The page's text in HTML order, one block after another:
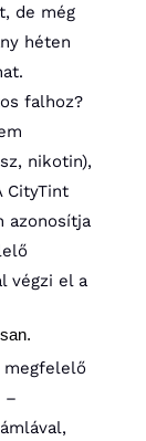
de még
héten
falhoz?
nikotin),
CityTint
azonosítja
végzi el a
–